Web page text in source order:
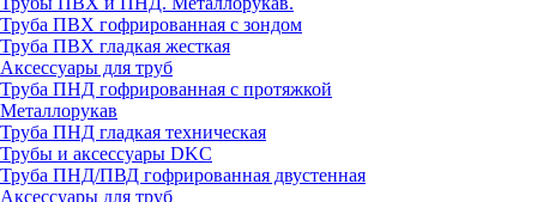
Труба ПВХ гофрированная с зондом
Труба ПВХ гладкая жесткая
Аксессуары для труб
Труба ПНД гофрированная с протяжкой
Металлорукав
Труба ПНД гладкая техническая
Трубы и аксессуары DKC
Труба ПНД/ПВД гофрированная двустенная
Аксессуары для труб